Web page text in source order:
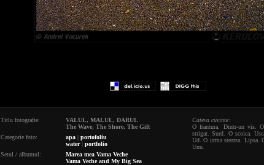
Titlu fotografie:
VALUL, MALUL, DARUL
The Wave, The Shore, The Gift
Cateva cuvinte:
O frantura. Dintr-un vis.
strigat. Surd. O scoica.
Ud. O urma stearsa. Lipsa.
Unu.
Categorie foto: apa | portofoliu
water| portfolio
Setul / albumul:
Marea mea Vama Veche
Vama Veche and My Big Sea